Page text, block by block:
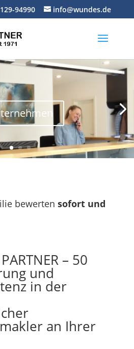
94990 info@wundes.de
bewerten sofort und
– 50
und
in der
an Ihrer